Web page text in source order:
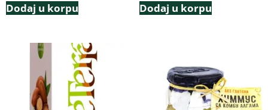
Dodaj u korpu Dodaj u korpu